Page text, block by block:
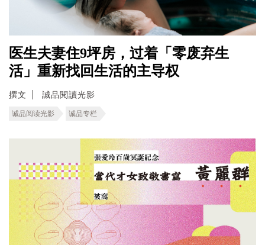
医生夫妻住9坪房，过着「零废弃生
活」重新找回生活的主导权
撰文 誠品閱讀光影
诚品阅读光影 诚品专栏